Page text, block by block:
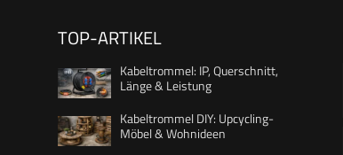
TOP-ARTIKEL
Kabeltrommel: IP, Querschnitt,
Länge & Leistung
Kabeltrommel DIY: Upcycling-
Möbel & Wohnideen